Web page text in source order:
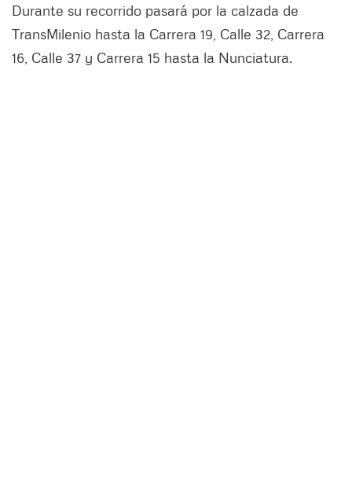
Durante su recorrido pasará por la calzada de
TransMilenio hasta la Carrera 19, Calle 32, Carrera
16, Calle 37 y Carrera 15 hasta la Nunciatura.